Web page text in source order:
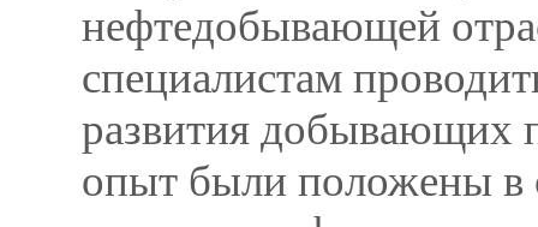
нефтедобывающей
специалистам
развития добывающих
опыт были положены в